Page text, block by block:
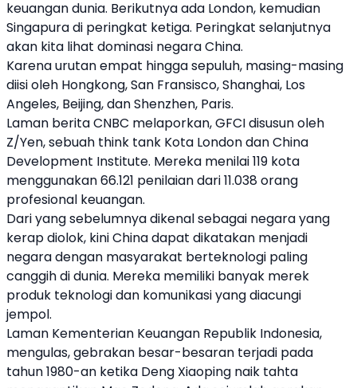
keuangan dunia. Berikutnya ada London, kemudian
Singapura di peringkat ketiga. Peringkat selanjutnya
akan kita lihat dominasi negaraChina.
Karena urutan empat hingga sepuluh, masing-masing
diisi oleh Hongkong, San Fransisco, Shanghai, Los
Angeles, Beijing, dan Shenzhen, Paris.
Laman berita CNBC melaporkan, GFCI disusun oleh
Z/Yen, sebuah think tank Kota London danChina
Development Institute. Mereka menilai 119 kota
menggunakan 66.121 penilaian dari 11.038 orang
profesional keuangan.
Dari yang sebelumnya dikenal sebagai negara yang
kerap diolok, kiniChinadapat dikatakan menjadi
negara dengan masyarakat berteknologi paling
canggih di dunia. Mereka memiliki banyak merek
produk teknologi dan komunikasi yang diacungi
jempol.
Laman Kementerian Keuangan Republik Indonesia,
mengulas, gebrakan besar-besaran terjadi pada
tahun 1980-an ketika Deng Xiaoping naik tahta